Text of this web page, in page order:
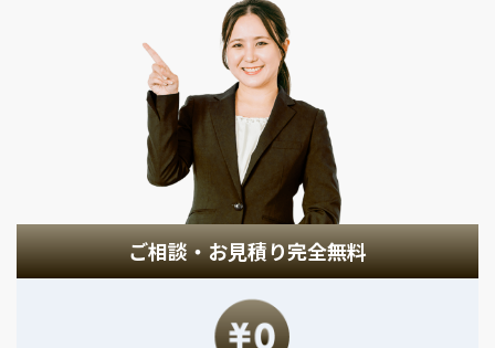
ご相談・お見積り完全無料